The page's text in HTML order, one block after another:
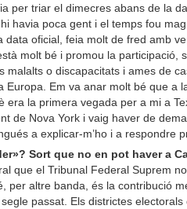
per triar el dimecres abans de la
havia poca gent i el temps fou
data oficial, feia molt de fred amb
molt bé i promou la participació,
malalts o discapacitats i ames de
Europa. Em va anar molt bé que a
era la primera vegada per a mi a
de Nova York i vaig haver de
a explicar-m’ho i a respondre
Sort que no en pot haver a
que el Tribunal Federal Suprem
per altre banda, és la contribució
passat. Els districtes electorals